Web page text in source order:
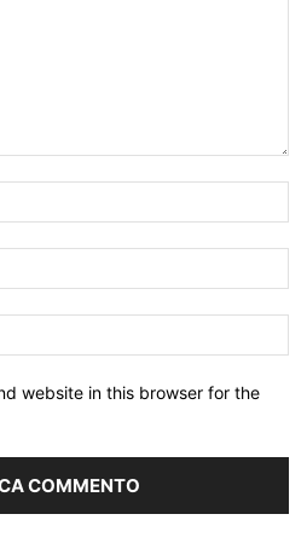
website in this browser for the